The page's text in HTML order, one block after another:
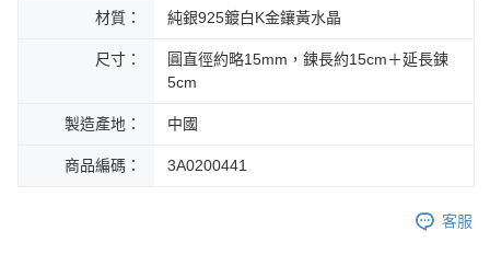
材質： 純銀925鍍白K金鑲黃水晶
尺寸：
圓直徑約略15mm，鍊長約15cm＋延長鍊
5cm
製造產地： 中國
商品編碼： 3A0200441
客服